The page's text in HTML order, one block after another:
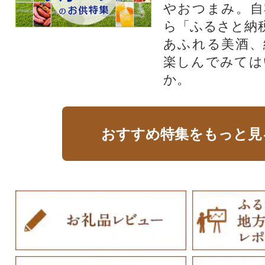
やおつまみ。
ら「ふるさと納
あふれる美酒
楽しんでみて
か。
おすすめ特集をもっと